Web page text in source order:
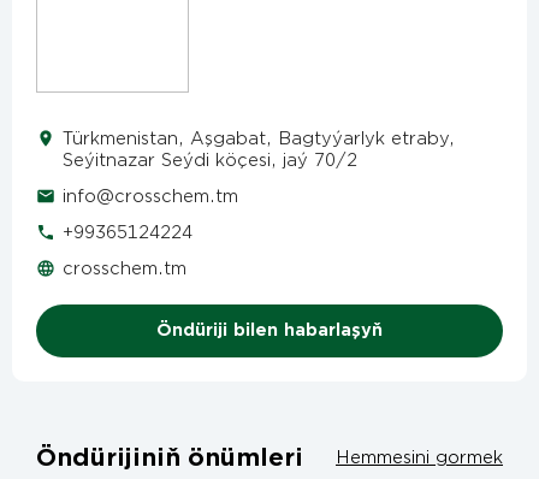
Türkmenistan, Aşgabat, Bagtyýarlyk etraby,
Seýitnazar Seýdi köçesi, jaý 70/2
info@crosschem.tm
+99365124224
crosschem.tm
Öndüriji bilen habarlaşyň
Öndürijiniň önümleri Hemmesini gormek